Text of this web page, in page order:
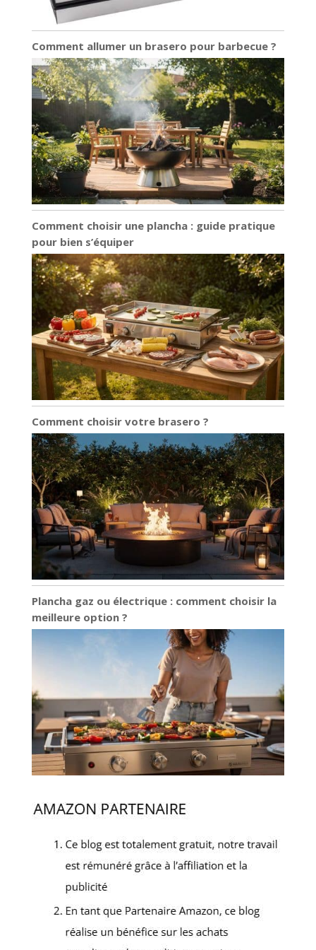
s'intégrer facilement sur les plans de travail sans
occuper d'espace précieux, alliant ainsi une
durabilité de qualité professionnelle à une
commodité au quotidien.
Comment allumer un brasero pour barbecue ?
Comment choisir une plancha : guide pratique
pour bien s’équiper
Comment choisir votre brasero ?
Plancha gaz ou électrique : comment choisir la
meilleure option ?